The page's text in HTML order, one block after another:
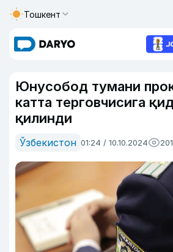
Тошкент
Юнусобод тумани
катта терговчисига
қилинди
Ўзбекистон 01:24 / 10.10.2024